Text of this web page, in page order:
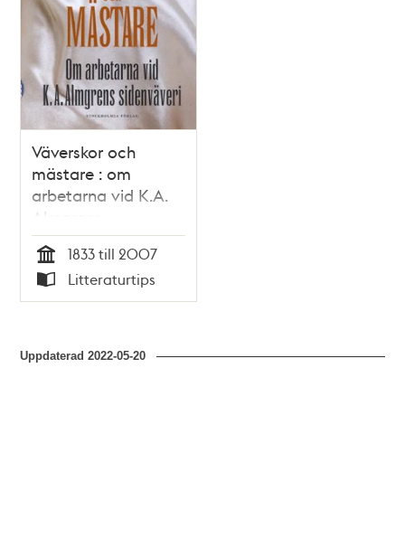
Väverskor och
mästare : om
arbetarna vid K.A.
Almgrens
sidenväveri / Eva
Bergström
Tid
1833 till 2007
Typ
Litteraturtips
Uppdaterad2022-05-20